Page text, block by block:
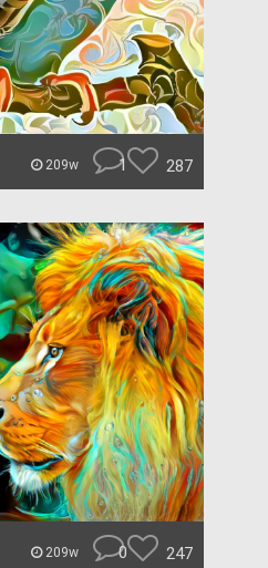
209w 1 287
209w 0 247